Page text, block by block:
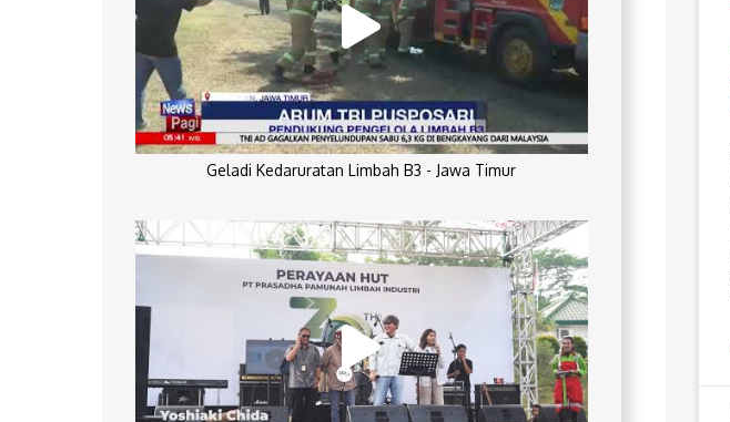
Geladi Kedaruratan Limbah B3 - Jawa Timur